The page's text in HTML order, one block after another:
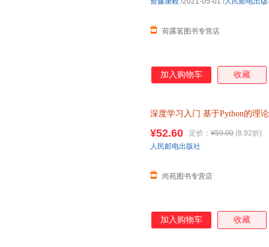
荷露茗图书专营店
加入购物车 收藏
深度学习入门 基于Python的理
物】
¥52.60 定价： ¥59.00 (8.92折)
尚苑图书专营店
人民邮电出版社
加入购物车 收藏